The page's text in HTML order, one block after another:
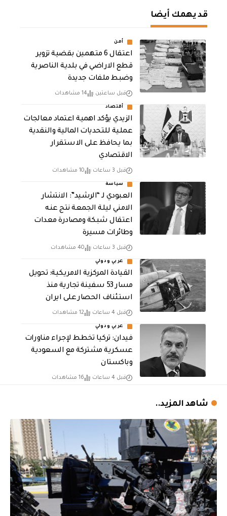
قد يهمك أيضا
أمن
اعتقال 6 متهمين بقضية تزوير
قطع الاراضي في بلدية الناصرية
وضبط ملفات جديدة
قبل ساعتين 14 مشاهدات
أقتصاد
الزيدي يؤكد اهمية اعتماد معالجات
عملية للتحديات المالية والنقدية
بما يحافظ على الاستقرار
الاقتصادي
قبل 3 ساعات 10 مشاهدات
سياسة
العبودي لـ “الرشيد”: الانتشار
الامني ليلة الجمعة نتج عنه
اعتقال شبكة ومصادرة معدات
وطائرات مسيرة
قبل 3 ساعات 40 مشاهدات
عربي ودولي
القيادة المركزية الامريكية: تحويل
مسار 53 سفينة تجارية منذ
استئناف الحصار على ايران
قبل 4 ساعات 12 مشاهدات
عربي ودولي
فيدان: تركيا تخطط لإجراء مناورات
عسكرية مشتركة مع السعودية
وباكستان
قبل 4 ساعات 16 مشاهدات
شاهد المزيد..